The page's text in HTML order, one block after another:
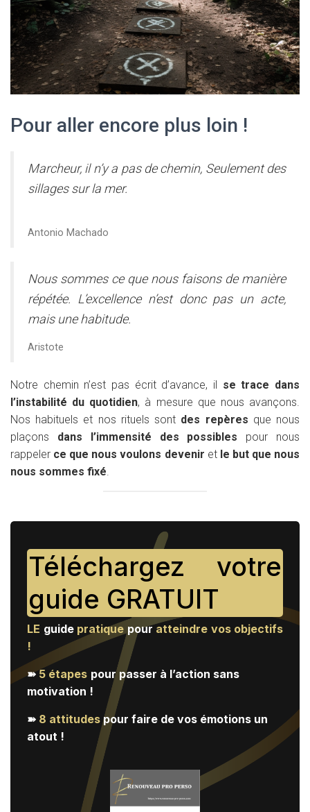
Pour aller encore plus loin !
Marcheur, il n’y a pas dechemin, Seulement des
sillages sur la mer.
Antonio Machado
Nous sommes ce que nous faisons de manière
répétée. L’excellence n’est donc pas un acte,
mais une habitude.
Aristote
Notre chemin n’est pas écrit d’avance, il se trace dans
l’instabilité du quotidien, à mesure que nous avançons.
Nos habituels et nos rituels sont des repères que nous
plaçons dans l’immensité des possibles pour nous
rappeler ce que nous voulons devenir etle but que nous
nous sommes fixé.
Téléchargez votre
guide GRATUIT
LE guide pratique pouratteindre vos objectifs
!
➽5 étapes pour passer à l’action sans
motivation !
➽ 8 attitudespour faire de vos émotions un
atout !